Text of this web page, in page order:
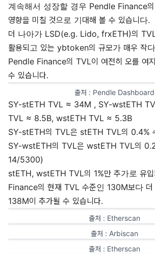
계속해서 성장할 경우 Pendle Finance의
영향을 미칠 것으로 기대해 볼 수 있습니다.
더 나아가 LSD(e.g. Lido, frxETH)의
활용되고 있는 ybtoken의 규모가 매우 작
Pendle Finance의 TVL이 여전히 오를 여
수 있습니다.
출처 : Pendle Dashboard
SY-stETH TVL ≈ 34M , SY-wstETH
TVL ≈ 8.5B, wstETH TVL ≈ 5.3B
SY-stETH의 TVL은 stETH TVL의
SY-wstETH의 TVL은 wstETH TVL의
14/5300)
stETH, wstETH TVL의 1%만 추가로 유
Finance의 현재 TVL 수준인 130M보다 더
138M이 추가될 수 있습니다.
출처 : Etherscan
출처 : Arbiscan
출처 : Etherscan